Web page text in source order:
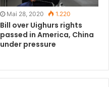
Mai 28, 2020 1.220
Bill over Uighurs rights
passed in America, China
under pressure